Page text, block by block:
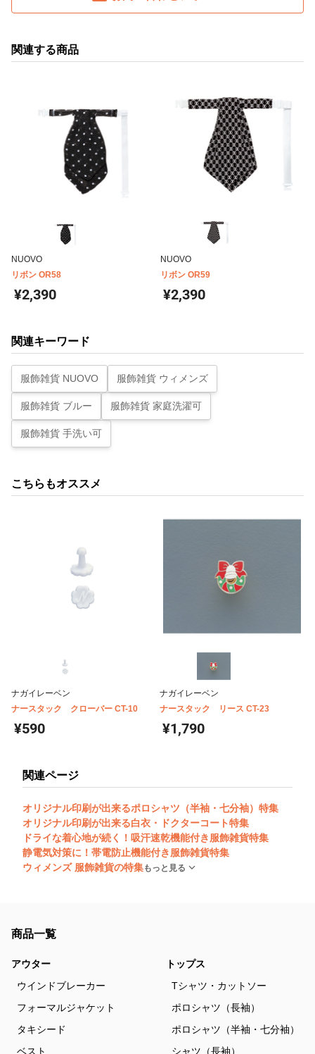
関連する商品
NUOVO
リボン OR58
¥2,390
NUOVO
リボン OR59
¥2,390
関連キーワード
服飾雑貨 NUOVO 服飾雑貨 ウィメンズ
服飾雑貨 ブルー 服飾雑貨 家庭洗濯可
服飾雑貨 手洗い可
こちらもオススメ
ナガイレーベン
ナースタック クローバー CT-10
¥590
ナガイレーベン
ナースタック リース CT-23
¥1,790
関連ページ
オリジナル印刷が出来るポロシャツ（半袖・七分袖）特集
オリジナル印刷が出来る白衣・ドクターコート特集
ドライな着心地が続く！吸汗速乾機能付き服飾雑貨特集
静電気対策に！帯電防止機能付き服飾雑貨特集
ウィメンズ 服飾雑貨の特集もっと見る
商品一覧
アウター
ウインドブレーカー
フォーマルジャケット
タキシード
ベスト
トップス
Tシャツ・カットソー
ポロシャツ（長袖）
ポロシャツ（半袖・七分袖）
シャツ（長袖）